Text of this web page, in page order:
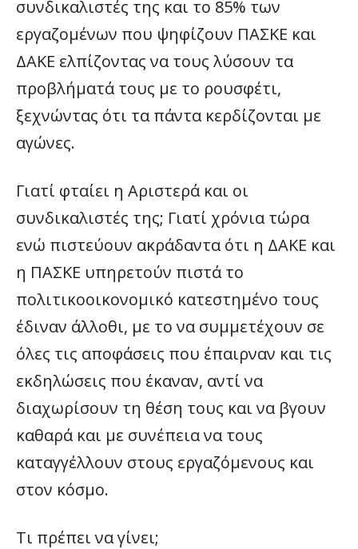
συνδικαλιστές της και το 85% των
εργαζομένων που ψηφίζουν ΠΑΣΚΕ και
ΔΑΚΕ ελπίζοντας να τους λύσουν τα
προβλήματά τους με το ρουσφέτι,
ξεχνώντας ότι τα πάντα κερδίζονται με
αγώνες.
Γιατί φταίει η Αριστερά και οι
συνδικαλιστές της; Γιατί χρόνια τώρα
ενώ πιστεύουν ακράδαντα ότι η ΔΑΚΕ και
η ΠΑΣΚΕ υπηρετούν πιστά το
πολιτικοοικονομικό κατεστημένο τους
έδιναν άλλοθι, με το να συμμετέχουν σε
όλες τις αποφάσεις που έπαιρναν και τις
εκδηλώσεις που έκαναν, αντί να
διαχωρίσουν τη θέση τους και να βγουν
καθαρά και με συνέπεια να τους
καταγγέλλουν στους εργαζόμενους και
στον κόσμο.
Τι πρέπει να γίνει;